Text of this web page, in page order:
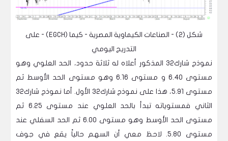
شكل (2) - الصناعات الكيماوية المصرية - كيما (EGCH) - على
التدريج اليومي
نموذج شارك32 المذكور أعلاه له ثلاثة حدود، الحد العلوي وهو
مستوى 6.40 و مستوى 6.16 وهو مستوى الحد الأوسط ثم
مستوى 5.91، هذا على نموذج شارك32 الأول. أما نموذج شارك32
الثاني فمستوياته تبدأ بالحد العلوي عند مستوى 6.25 ثم
مستوى الحد الأوسط وهو مستوى 6.00 ثم الحد السفلي عند
مستوى 5.80. لاحظ معي أن السهم حالياً يقع في جوف